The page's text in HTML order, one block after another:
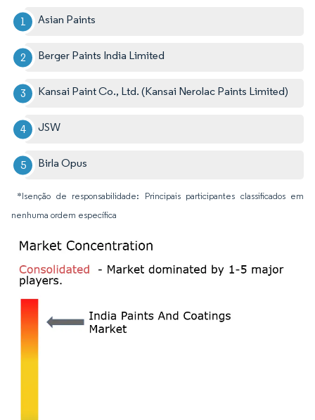
Asian Paints
Berger Paints India Limited
Kansai Paint Co., Ltd. (Kansai Nerolac Paints Limited)
JSW
Birla Opus
*Isenção de responsabilidade: Principais participantes classificados em
nenhuma ordem específica